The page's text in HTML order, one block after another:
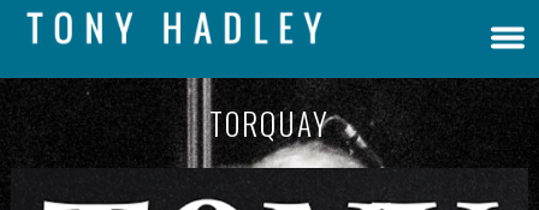
TORQUAY